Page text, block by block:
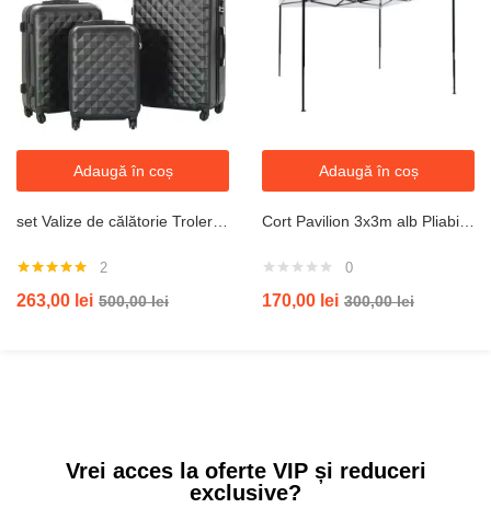
Adaugă în coș
5.00din 5
2
263,00 lei 500,00lei
Adaugă în coș
0
170,00 lei 300,00lei
Vrei acces la oferte VIP și reduceri
exclusive?